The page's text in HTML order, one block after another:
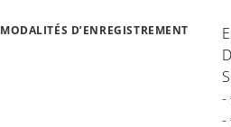
MODALITÉS D’ENREGISTREMENT
-
-